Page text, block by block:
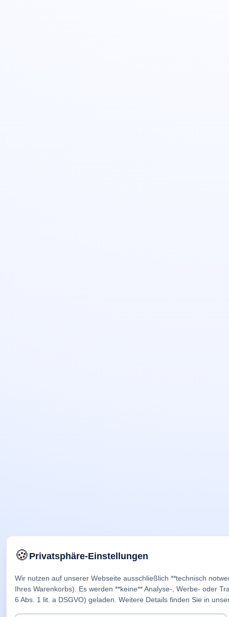
🍪Privatsphäre-Einstellungen
Wir nutzen auf unserer Webseite ausschließlich **technisch
Ihres Warenkorbs). Es werden **keine** Analyse-, Werbe- oder
6 Abs. 1 lit. a DSGVO) geladen. Weitere Details finden Sie in